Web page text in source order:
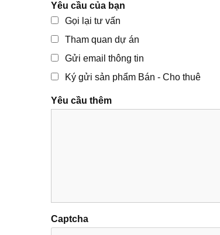
Yêu cầu của bạn
Gọi lại tư vấn
Tham quan dự án
Gửi email thông tin
Ký gửi sản phẩm Bán - Cho thuê
Yêu cầu thêm
Captcha